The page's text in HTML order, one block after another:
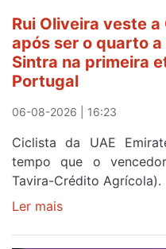
etapa
da
Volta
a
Portugal
Rui Oliveira veste
após ser o quarto
Sintra na primeira
Portugal
06-08-2026 | 16:23
Ciclista da UAE
tempo que o
Tavira-Crédito Agrícola).
Ler mais